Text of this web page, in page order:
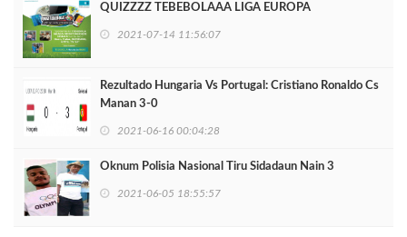
QUIZZZZ TEBEBOLAAA LIGA EUROPA
2021-07-14 11:56:07
Rezultado Hungaria Vs Portugal: Cristiano Ronaldo Cs
Manan 3-0
2021-06-16 00:04:28
Oknum Polisia Nasional Tiru Sidadaun Nain 3
2021-06-05 18:55:57